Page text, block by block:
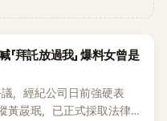
拜託放過我」 爆料女曾是
，經紀公司日前強硬表
黃晸珉，已正式採取法律